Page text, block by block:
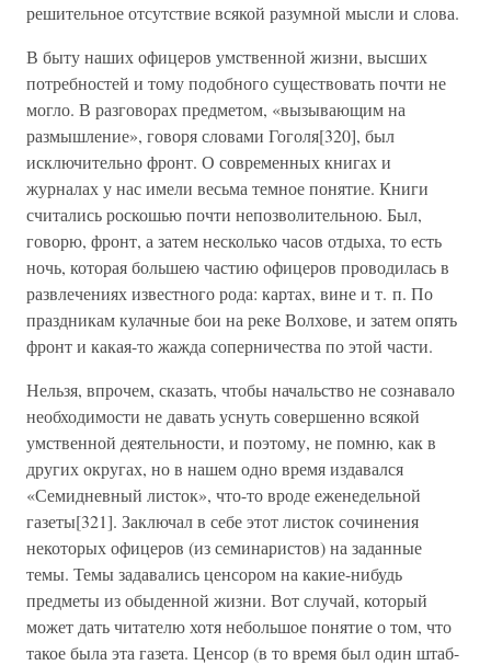
решительное отсутствие всякой разумной мысли и слова.
В быту наших офицеров умственной жизни, высших
потребностей и тому подобного существовать почти не
могло. В разговорах предметом, «вызывающим на
размышление», говоря словами Гоголя[320], был
исключительно фронт. О современных книгах и
журналах у нас имели весьма темное понятие. Книги
считались роскошью почти непозволительною. Был,
говорю, фронт, а затем несколько часов отдыха, то есть
ночь, которая большею частию офицеров проводилась в
развлечениях известного рода: картах, вине и т. п. По
праздникам кулачные бои на реке Волхове, и затем опять
фронт и какая-то жажда соперничества по этой части.
Нельзя, впрочем, сказать, чтобы начальство не сознавало
необходимости не давать уснуть совершенно всякой
умственной деятельности, и поэтому, не помню, как в
других округах, но в нашем одно время издавался
«Семидневный листок», что-то вроде еженедельной
газеты[321]. Заключал в себе этот листок сочинения
некоторых офицеров (из семинаристов) на заданные
темы. Темы задавались ценсором на какие-нибудь
предметы из обыденной жизни. Вот случай, который
может дать читателю хотя небольшое понятие о том, что
такое была эта газета. Ценсор (в то время был один штаб-